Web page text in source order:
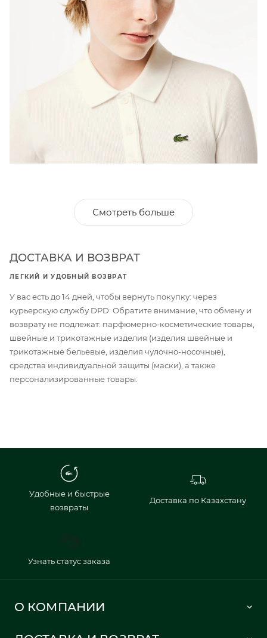
Смотреть больше
ДОСТАВКА И ВОЗВРАТ
ЛЕГКИЙ И УДОБНЫЙ ВОЗВРАТ
У вас есть до 14 дней, чтобы вернуть покупку: через
курьерскую службу DPD. Обратите внимание, что обмену и
возврату не подлежат: парфюмерно-косметические товары,
швейные и трикотажные изделия (изделия швейные и
трикотажные бельевые, изделия чулочно-носочные),
средства индивидуальной защиты (маски), а также
персонализированные товары.
Удобные и быстрые
возвраты
Доставка по Казахстану
Узнать статус заказа
О КОМПАНИИ